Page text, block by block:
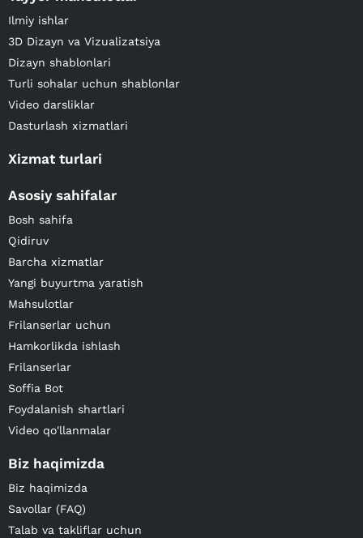
Ilmiy ishlar
3D Dizayn va Vizualizatsiya
Dizayn shablonlari
Turli sohalar uchun shablonlar
Video darsliklar
Dasturlash xizmatlari
Xizmat turlari
Asosiy sahifalar
Bosh sahifa
Qidiruv
Barcha xizmatlar
Yangi buyurtma yaratish
Mahsulotlar
Frilanserlar uchun
Hamkorlikda ishlash
Frilanserlar
Soffia Bot
Foydalanish shartlari
Video qo'llanmalar
Biz haqimizda
Biz haqimizda
Savollar (FAQ)
Talab va takliflar uchun